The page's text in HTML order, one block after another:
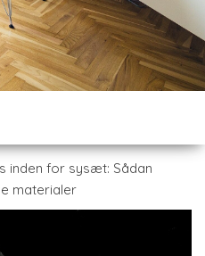
inden for sysæt: Sådan
materialer